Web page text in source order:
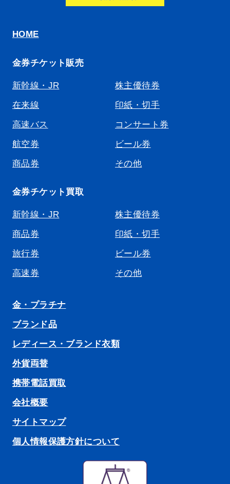
HOME
金券チケット販売
新幹線・JR
株主優待券
在来線
印紙・切手
高速バス
コンサート券
航空券
ビール券
商品券
その他
金券チケット買取
新幹線・JR
株主優待券
商品券
印紙・切手
旅行券
ビール券
高速券
その他
金・プラチナ
ブランド品
レディース・ブランド衣類
外貨両替
携帯電話買取
会社概要
サイトマップ
個人情報保護方針について